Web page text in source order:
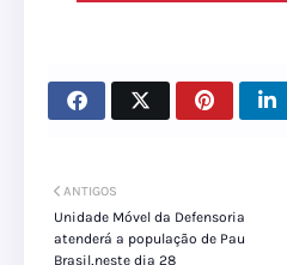
ANTIGOS
Unidade Móvel da Defensoria
atenderá a população de Pau
Brasil,neste dia 28